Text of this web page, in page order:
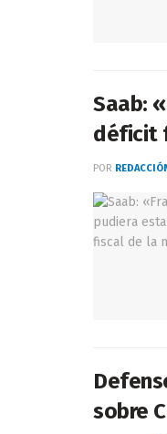
Saab:
déficit
POR
sobre